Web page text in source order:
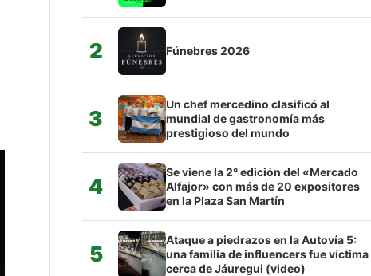
2 Fúnebres 2026
3
Un chef mercedino clasificó al
mundial de gastronomía más
prestigioso del mundo
4
Se viene la 2° edición del «Mercado
Alfajor» con más de 20 expositores
en la Plaza San Martín
5
Ataque a piedrazos en la Autovía 5:
una familia de influencers fue víctima
cerca de Jáuregui (video)